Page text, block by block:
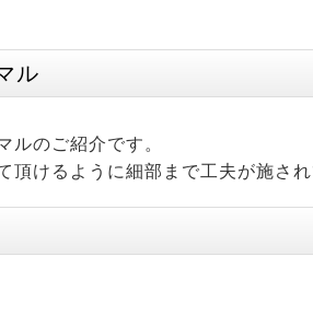
ル
のご紹介です。
けるように細部まで工夫が施され